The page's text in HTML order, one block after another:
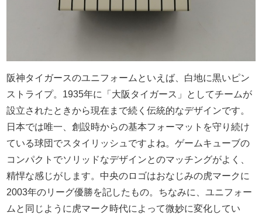
阪神タイガースのユニフォームといえば、白地に黒いピン
ストライプ。1935年に「大阪タイガース」としてチームが
設立されたときから現在まで続く伝統的なデザインです。
日本では唯一、創設時からの基本フォーマットを守り続け
ている球団でスタイリッシュですよね。ゲームキューブの
コンパクトでソリッドなデザインとのマッチングがよく、
精悍な感じがします。中央のロゴはおなじみの虎マークに
2003年のリーグ優勝を記したもの。ちなみに、ユニフォー
ムと同じように虎マーク時代によって微妙に変化してい